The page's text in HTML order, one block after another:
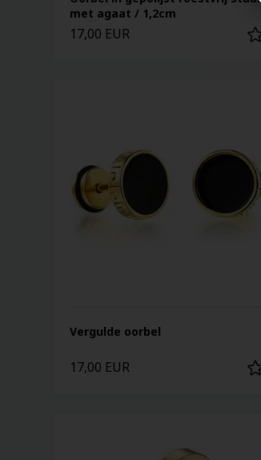
met agaat / 1,2cm
17,00 EUR
Vergulde oorbel
17,00 EUR